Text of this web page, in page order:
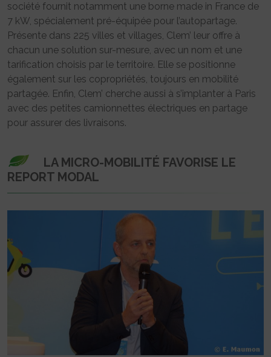
société fournit notamment une borne made in France de
7 kW, spécialement pré-équipée pour l’autopartage.
Présente dans 225 villes et villages, Clem’ leur offre à
chacun une solution sur-mesure, avec un nom et une
tarification choisis par le territoire. Elle se positionne
également sur les copropriétés, toujours en mobilité
partagée. Enfin, Clem’ cherche aussi à s’implanter à Paris
avec des petites camionnettes électriques en partage
pour assurer des livraisons.
LA MICRO-MOBILITÉ FAVORISE LE
REPORT MODAL